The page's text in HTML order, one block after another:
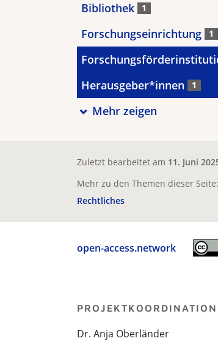
Bibliothek 1
Forschungseinrichtung 1
Herausgeber*innen 1
Mehr zeigen
Zuletzt bearbeitet am 11. Juni
Mehr zu den Themen dieser Seite:
Rechtliches
open-access.network
PROJEKTKOORDINATION
Dr. Anja Oberländer